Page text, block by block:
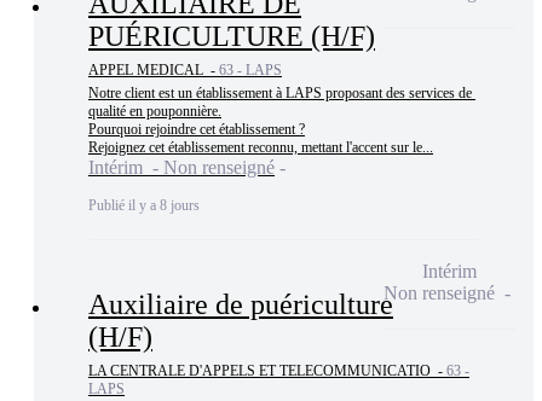
PUÉRICULTURE (H/F)
APPEL MEDICAL - 63 - LAPS
Notre client est un établissement à LAPS proposant des services de
qualité en pouponnière.
Pourquoi rejoindre cet établissement ?
Rejoignez cet établissement reconnu, mettant l'accent sur le...
Intérim - Non renseigné
Publié il y a 8 jours
Auxiliaire de puériculture
(H/F)
LA CENTRALE D'APPELS ET TELECOMMUNICATIO - 63 -
LAPS
Intérim
Non renseigné